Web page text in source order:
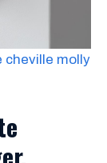
cheville molly